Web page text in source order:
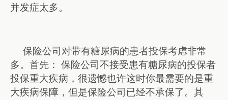
并发症太多。
保险公司对带有糖尿病的患者投保考虑非常
多。首先： 保险公司不接受患有糖尿病的投保者
投保重大疾病，很遗憾也许这时你最需要的是重
大疾病保障，但是保险公司已经不承保了。其